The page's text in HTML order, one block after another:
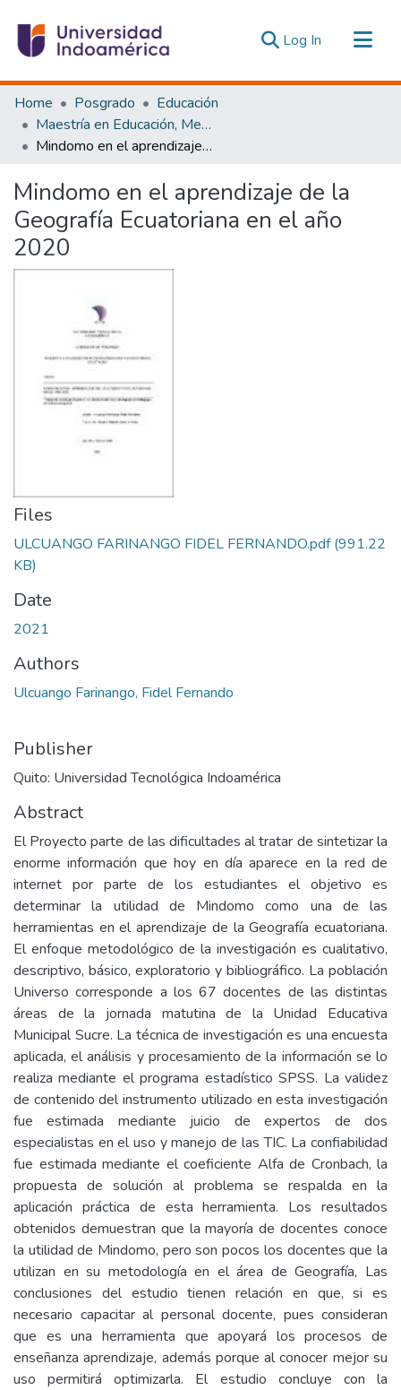
Log In (current)
Communities & Collections
All of DSpace
Statistics
Home Posgrado
Educación
Maestría en Educación, Mención Pedagogía en Entornos Digitales
Mindomo en el aprendizaje de la Geografía Ecuatoriana en el año 2020
Mindomo en el aprendizaje de la
Geografía Ecuatoriana en el año
2020
Files
ULCUANGO FARINANGO FIDEL FERNANDO.pdf(991.22
KB)
Date
2021
Authors
Ulcuango Farinango, Fidel Fernando
Publisher
Quito: Universidad Tecnológica Indoamérica
Abstract
El Proyecto parte de las dificultades al tratar de sintetizar la
enorme información que hoy en día aparece en la red de
internet por parte de los estudiantes el objetivo es
determinar la utilidad de Mindomo como una de las
herramientas en el aprendizaje de la Geografía ecuatoriana.
El enfoque metodológico de la investigación es cualitativo,
descriptivo, básico, exploratorio y bibliográfico. La población
Universo corresponde a los 67 docentes de las distintas
áreas de la jornada matutina de la Unidad Educativa
Municipal Sucre. La técnica de investigación es una encuesta
aplicada, el análisis y procesamiento de la información se lo
realiza mediante el programa estadístico SPSS. La validez
de contenido del instrumento utilizado en esta investigación
fue estimada mediante juicio de expertos de dos
especialistas en el uso y manejo de las TIC. La confiabilidad
fue estimada mediante el coeficiente Alfa de Cronbach, la
propuesta de solución al problema se respalda en la
aplicación práctica de esta herramienta. Los resultados
obtenidos demuestran que la mayoría de docentes conoce
la utilidad de Mindomo, pero son pocos los docentes que la
utilizan en su metodología en el área de Geografía, Las
conclusiones del estudio tienen relación en que, si es
necesario capacitar al personal docente, pues consideran
que es una herramienta que apoyará los procesos de
enseñanza aprendizaje, además porque al conocer mejor su
uso permitirá optimizarla. El estudio concluye con la